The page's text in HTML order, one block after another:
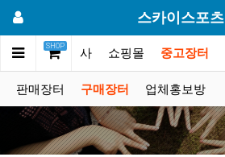
스카이스포츠
SHOP
리 대회.행사 쇼핑몰 중고장터
판매장터 구매장터 업체홍보방